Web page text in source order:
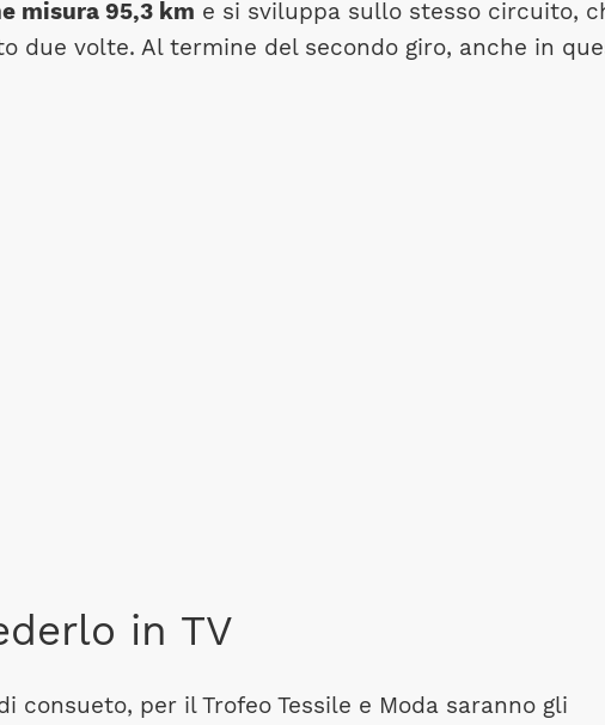
misura 95,3 km e si sviluppa sullo stesso circuito,
due volte. Al termine del secondo giro, anche in
in TV
consueto, per il Trofeo Tessile e Moda saranno gli